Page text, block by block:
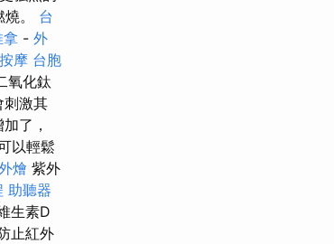
。 台
- 外
摩 台胞
氧化鈦
刺激其
了，
以輕鬆
燴 紫外
助聽器
生素D
止紅外